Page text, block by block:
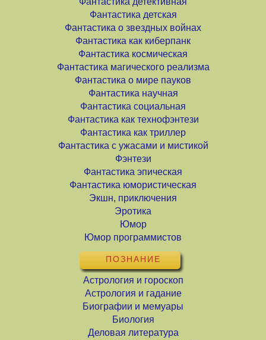
Фантастика детская
Фантастика о звездных войнах
Фантастика как киберпанк
Фантастика космическая
Фантастика магического реализма
Фантастика о мире пауков
Фантастика научная
Фантастика социальная
Фантастика как технофэнтези
Фантастика как триллер
Фантастика с ужасами и мистикой
Фэнтези
Фантастика эпическая
Фантастика юмористическая
Экшн, приключения
Эротика
Юмор
Юмор программистов
ПОЗНАНИЕ
Астрология и гороскоп
Астрология и гадание
Биографии и мемуары
Биология
Деловая литература